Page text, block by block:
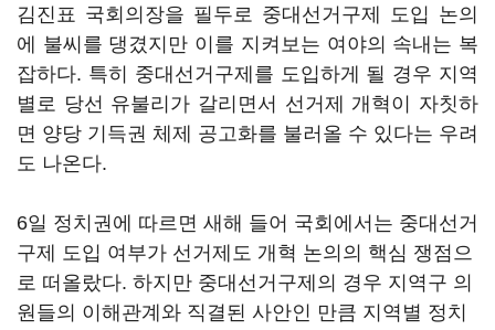
김진표 국회의장을 필두로 중대선거구제 도입 논의
에 불씨를 댕겼지만 이를 지켜보는 여야의 속내는 복
잡하다. 특히 중대선거구제를 도입하게 될 경우 지역
별로 당선 유불리가 갈리면서 선거제 개혁이 자칫하
면 양당 기득권 체제 공고화를 불러올 수 있다는 우려
도 나온다.
6일 정치권에 따르면 새해 들어 국회에서는 중대선거
구제 도입 여부가 선거제도 개혁 논의의 핵심 쟁점으
로 떠올랐다. 하지만 중대선거구제의 경우 지역구 의
원들의 이해관계와 직결된 사안인 만큼 지역별 정치